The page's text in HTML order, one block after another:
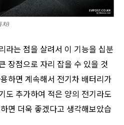
차)
라는 점을 살려서 이 기능을 십분
장점으로 자리 잡을 수 있을 것
하면 계속해서 전기차 배터리가
도 추가하여 적은 양의 전기라도
면 더욱 좋겠다고 생각해보았습